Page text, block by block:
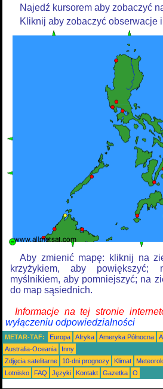
Najedź kursorem aby zobaczyć
Kliknij aby zobaczyć obserwacje
Aby zmienić mapę: kliknij na
krzyżykiem, aby
myślnikiem, aby pomniejszyć; na
do map sąsiednich.
Informacje na tej stronie
wyłączeniu odpowiedzialności
METAR-TAF: Europa Afryka Ameryka Północna
Australia-Oceania
Inny
Zdjęcia satelitarne
10-dni prognozy Klimat
Lotnisko
FAQ Języki Kontakt Gazetka O